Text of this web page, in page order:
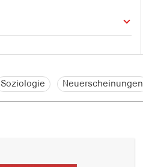
Soziologie Neuerscheinungen